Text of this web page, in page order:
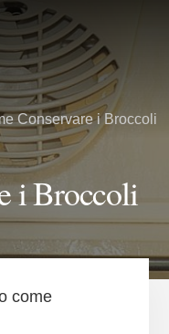
Conservare i Broccoli
i Broccoli
come